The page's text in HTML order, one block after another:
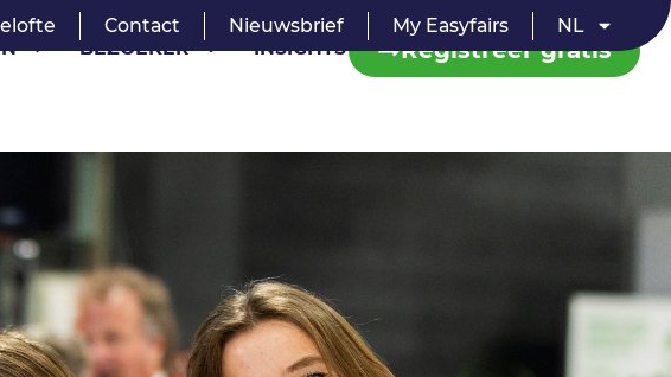
Contact Nieuwsbrief My Easyfairs
NL
BEZOEKER INSIGHTS Registreer gratis